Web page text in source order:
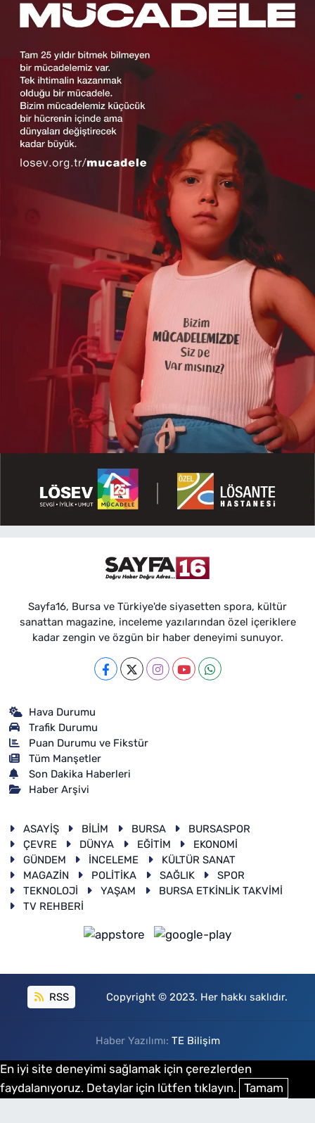
Sayfa16, Bursa ve Türkiye'de siyasetten spora, kültür
sanattan magazine, inceleme yazılarından özel içeriklere
kadar zengin ve özgün bir haber deneyimi sunuyor.
Hava Durumu
Trafik Durumu
Puan Durumu ve Fikstür
Tüm Manşetler
Son Dakika Haberleri
Haber Arşivi
ASAYİŞ BİLİM BURSA
BURSASPOR
ÇEVRE
DÜNYA EĞİTİM
EKONOMİ
GÜNDEM
İNCELEME
KÜLTÜR SANAT
MAGAZİN
POLİTİKA SAĞLIK
SPOR
TEKNOLOJİ
YAŞAM
BURSA ETKİNLİK TAKVİMİ
TV REHBERİ
RSS Copyright © 2023. Her hakkı saklıdır.
Haber Yazılımı: TE Bilişim
En iyi site deneyimi sağlamak için çerezlerden
faydalanıyoruz. Detaylar için lütfen tıklayın. Tamam